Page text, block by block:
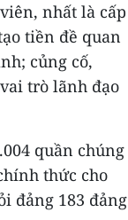
nhất là cấp
tiền đề quan
củng cố,
trò lãnh đạo
quần chúng
thức cho
đảng 183 đảng